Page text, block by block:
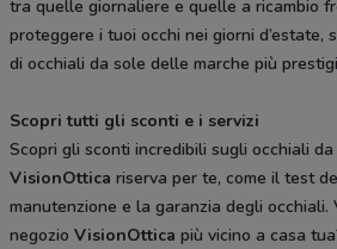
tra quelle giornaliere e quelle a ricambio
proteggere i tuoi occhi nei giorni d’estate,
di occhiali da sole delle marche più
Scopri tutti gli sconti e i servizi
Scopri gli sconti incredibili sugli occhiali
VisionOttica riserva per te, come il test
manutenzione e la garanzia degli occhiali.
negozio VisionOttica più vicino a casa